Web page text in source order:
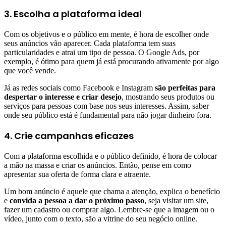
3. Escolha a plataforma ideal
Com os objetivos e o público em mente, é hora de escolher onde
seus anúncios vão aparecer. Cada plataforma tem suas
particularidades e atrai um tipo de pessoa. O Google Ads, por
exemplo, é ótimo para quem já está procurando ativamente por algo
que você vende.
Já as redes sociais como Facebook e Instagram são perfeitas para
despertar o interesse e criar desejo, mostrando seus produtos ou
serviços para pessoas com base nos seus interesses. Assim, saber
onde seu público está é fundamental para não jogar dinheiro fora.
4. Crie campanhas eficazes
Com a plataforma escolhida e o público definido, é hora de colocar
a mão na massa e criar os anúncios. Então, pense em como
apresentar sua oferta de forma clara e atraente.
Um bom anúncio é aquele que chama a atenção, explica o benefício
e convida a pessoa a dar o próximo passo, seja visitar um site,
fazer um cadastro ou comprar algo. Lembre-se que a imagem ou o
vídeo, junto com o texto, são a vitrine do seu negócio online.